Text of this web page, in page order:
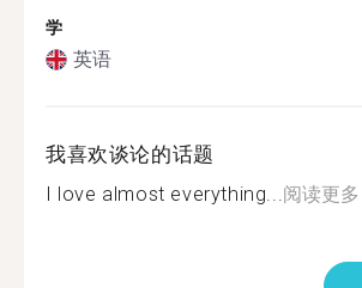
学
英语
我喜欢谈论的话题
I love almost everything...阅读更多